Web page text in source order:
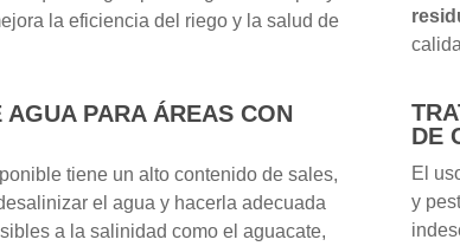
la eficiencia del riego y la salud de
PARA ÁREAS CON
tiene un alto contenido de sales,
el agua y hacerla adecuada
a la salinidad como el aguacate,
DE
El
y